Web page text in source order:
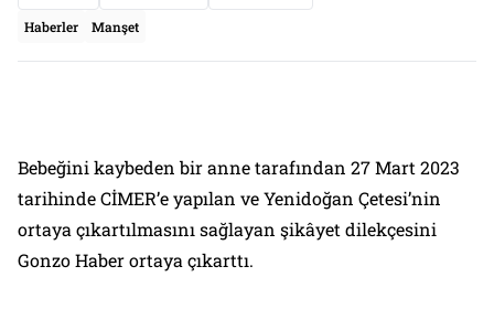
Haberler Manşet
Bebeğini kaybeden bir anne tarafından 27 Mart 2023
tarihinde CİMER’e yapılan ve Yenidoğan Çetesi’nin
ortaya çıkartılmasını sağlayan şikâyet dilekçesini
Gonzo Haber ortaya çıkarttı.